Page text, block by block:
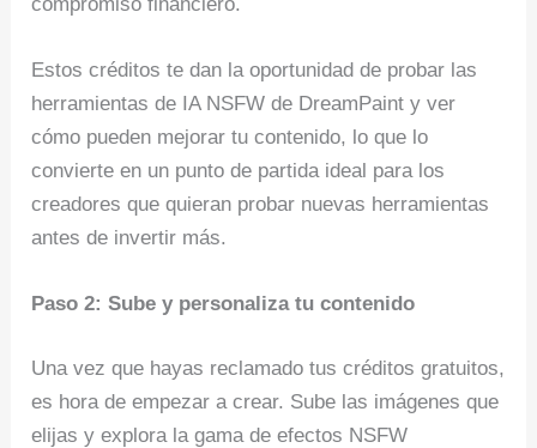
Estos créditos te dan la oportunidad de probar las
herramientas de IA NSFW de DreamPaint y ver
cómo pueden mejorar tu contenido, lo que lo
convierte en un punto de partida ideal para los
creadores que quieran probar nuevas herramientas
antes de invertir más.
Paso 2: Sube y personaliza tu contenido
Una vez que hayas reclamado tus créditos gratuitos,
es hora de empezar a crear. Sube las imágenes que
elijas y explora la gama de efectos NSFW